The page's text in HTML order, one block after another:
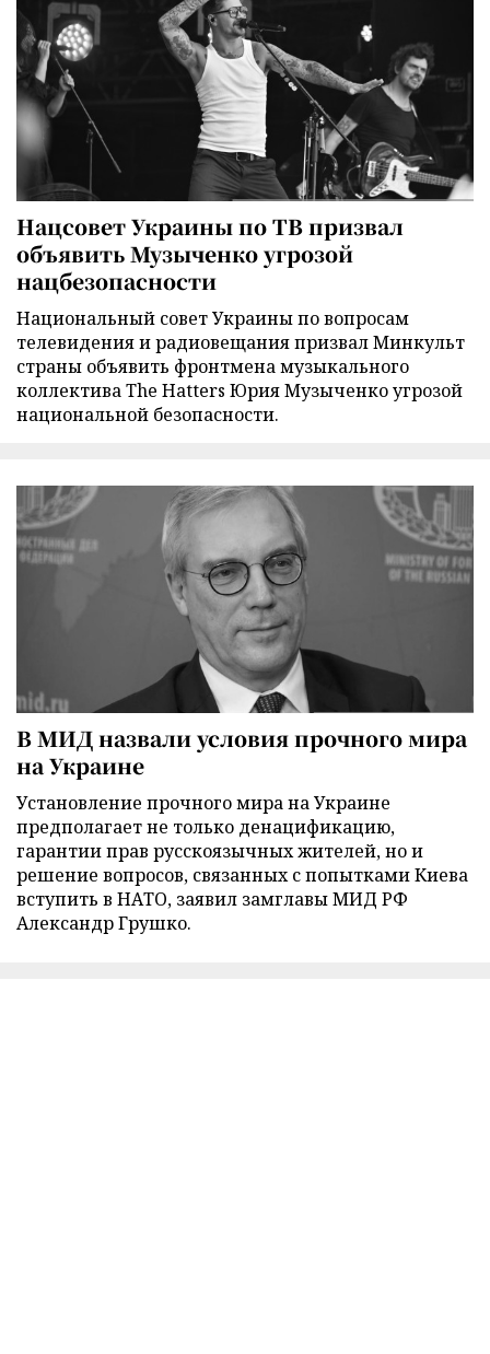
Нацсовет Украины по ТВ призвал
объявить Музыченко угрозой
нацбезопасности
Национальный совет Украины по вопросам
телевидения и радиовещания призвал Минкульт
страны объявить фронтмена музыкального
коллектива The Hatters Юрия Музыченко угрозой
национальной безопасности.
В МИД назвали условия прочного мира
на Украине
Установление прочного мира на Украине
предполагает не только денацификацию,
гарантии прав русскоязычных жителей, но и
решение вопросов, связанных с попытками Киева
вступить в НАТО, заявил замглавы МИД РФ
Александр Грушко.